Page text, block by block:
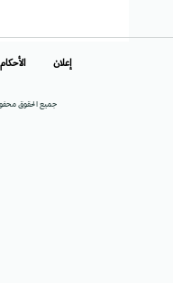
جميع الحقوق
إعلان